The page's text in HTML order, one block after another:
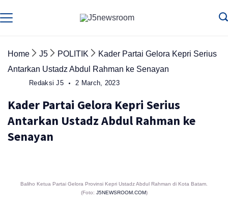
to
Home J5 POLITIK
Kader Partai Gelora Kepri Serius
Antarkan Ustadz Abdul Rahman ke Senayan
Redaksi J5 2 March, 2023
Kader Partai Gelora Kepri Serius
Antarkan Ustadz Abdul Rahman ke
Senayan
Baliho Ketua Partai Gelora Provinsi Kepri Ustadz Abdul Rahman di Kota Batam.
(Foto: J5NEWSROOM.COM)